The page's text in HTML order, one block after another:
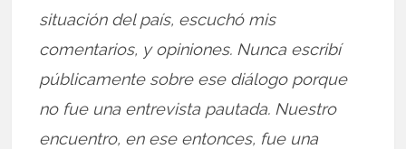
situación del país, escuchó mis
comentarios, y opiniones. Nunca escribí
públicamente sobre ese diálogo porque
no fue una entrevista pautada. Nuestro
encuentro, en ese entonces, fue una